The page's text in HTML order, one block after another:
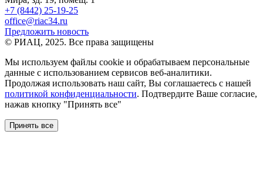
+7 (8442) 25-19-25
office@riac34.ru
Предложить новость
© РИАЦ, 2025. Все права защищены
Мы используем файлы сookie и обрабатываем персональные
данные с использованием сервисов веб-аналитики.
Продолжая использовать наш сайт, Вы соглашаетесь с нашей
политикой конфиденциальности. Подтвердите Ваше согласие,
нажав кнопку "Принять все"
Принять все